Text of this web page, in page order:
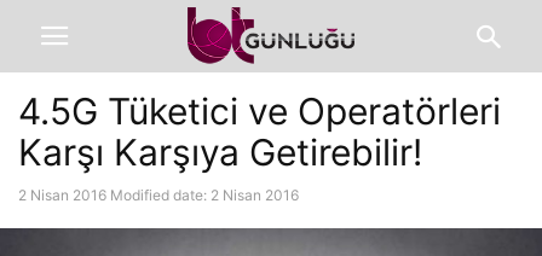
4.5G Tüketici ve Operatörleri
Karşı Karşıya Getirebilir!
2 Nisan 2016 Modified date: 2 Nisan 2016